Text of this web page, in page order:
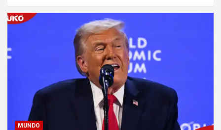
MUNDO